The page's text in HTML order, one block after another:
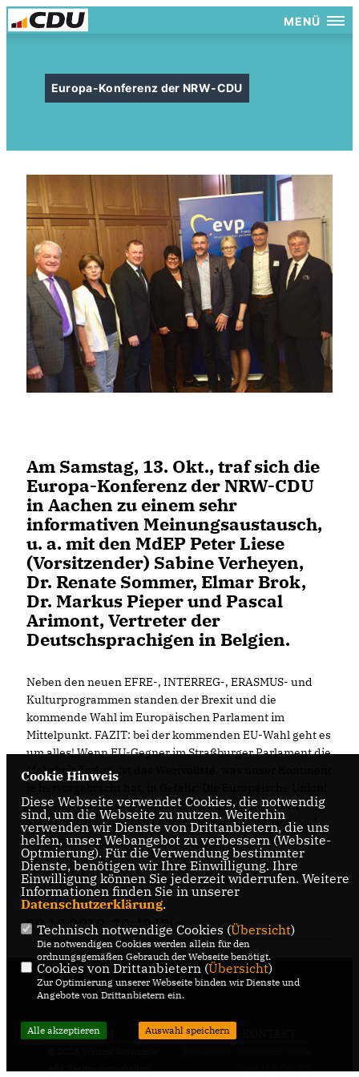
MENÜ
Europa-Konferenz der NRW-CDU
Am Samstag, 13. Okt., traf sich die
Europa-Konferenz der NRW-CDU
in Aachen zu einem sehr
informativen Meinungsaustausch,
u. a. mit den MdEP Peter Liese
(Vorsitzender) Sabine Verheyen,
Dr. Renate Sommer, Elmar Brok,
Dr. Markus Pieper und Pascal
Arimont, Vertreter der
Deutschsprachigen in Belgien.
Neben den neuen EFRE-, INTERREG-, ERASMUS- und
Kulturprogrammen standen der Brexit und die
kommende Wahl im Europäischen Parlament im
Mittelpunkt. FAZIT: bei der kommenden EU-Wahl geht es
um alles! Wenn EU-Gegner im Straßburger Parlament die
Mehrheit finden, ist das Wertvollste, was unser Kontinent
Und eine stabile und solidarische EU wird in diesen
Zeiten der Umbrüche und Unsicherheiten mehr denn je
gebraucht.
20.10.2018, 20:49 Uhr
IMPRESSUM DATENSCHUTZ
Alle Rechte vorbehalten.
GmbH & Co. KG
Cookie Hinweis
Diese Webseite verwendet Cookies, die notwendig
sind, um die Webseite zu nutzen. Weiterhin
verwenden wir Dienste von Drittanbietern, die uns
helfen, unser Webangebot zu verbessern (Website-
Optmierung). Für die Verwendung bestimmter
Dienste, benötigen wir Ihre Einwilligung. Ihre
Einwilligung können Sie jederzeit widerrufen. Weitere
Informationen finden Sie in unserer
Datenschutzerklärung.
Technisch notwendige Cookies (Übersicht)
Die notwendigen Cookies werden allein für den
ordnungsgemäßen Gebrauch der Webseite benötigt.
Cookies von Drittanbietern (Übersicht)
Zur Optimierung unserer Webseite binden wir Dienste und
Angebote von Drittanbietern ein.
Alle akzeptieren Auswahl speichern